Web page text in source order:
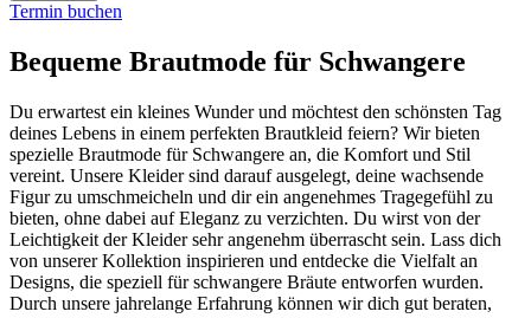
Termin buchen
Bequeme Brautmode für Schwangere
Du erwartest ein kleines Wunder und möchtest den schönsten Tag
deines Lebens in einem perfekten Brautkleid feiern? Wir bieten
spezielle Brautmode für Schwangere an, die Komfort und Stil
vereint. Unsere Kleider sind darauf ausgelegt, deine wachsende
Figur zu umschmeicheln und dir ein angenehmes Tragegefühl zu
bieten, ohne dabei auf Eleganz zu verzichten. Du wirst von der
Leichtigkeit der Kleider sehr angenehm überrascht sein. Lass dich
von unserer Kollektion inspirieren und entdecke die Vielfalt an
Designs, die speziell für schwangere Bräute entworfen wurden.
Durch unsere jahrelange Erfahrung können wir dich gut beraten,